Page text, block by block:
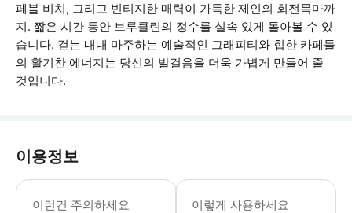
페블 비치, 그리고 빈티지한 매력이 가득한 제인의 회전목마까
지. 짧은 시간 동안 브루클린의 정수를 실속 있게 돌아볼 수 있
습니다. 걷는 내내 마주하는 예술적인 그래피티와 힙한 카페들
의 활기찬 에너지는 당신의 발걸음을 더욱 가볍게 만들어 줄
것입니다.
이용정보
이런건 주의하세요
투어 일정: 매주 화/목 02:30pm -
이렇게 사용하세요